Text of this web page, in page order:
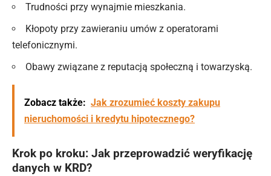
Trudności przy wynajmie mieszkania.
Kłopoty przy zawieraniu umów z operatorami
telefonicznymi.
Obawy związane z reputacją społeczną i towarzyską.
Zobacz także: Jak zrozumieć koszty zakupu
nieruchomości i kredytu hipotecznego?
Krok po kroku: Jak przeprowadzić weryfikację
danych w KRD?